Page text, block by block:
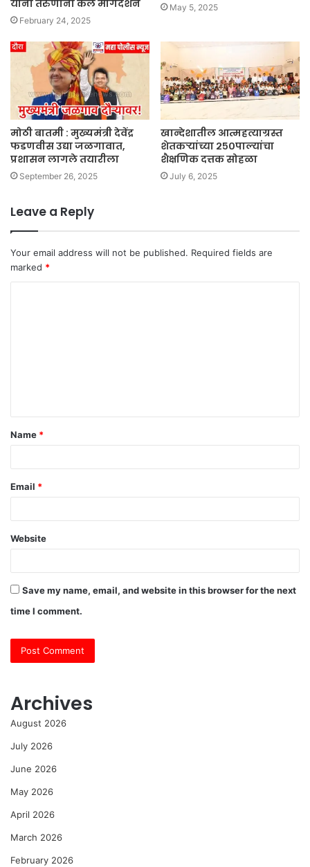
यांनी तरुणांना केले मार्गदर्शन
February 24, 2025
May 5, 2025
मोठी बातमी : मुख्यमंत्री देवेंद्र
फडणवीस उद्या जळगावात,
प्रशासन लागले तयारीला
September 26, 2025
खान्देशातील आत्महत्याग्रस्त
शेतकऱ्यांच्या २५०पाल्यांचा
शैक्षणिक दत्तक सोहळा
July 6, 2025
Leave a Reply
Your email address will not be published. Required fields are
marked *
t
*
Name *
Email *
Website
Save my name, email, and website in this browser for the next
time I comment.
Archives
August 2026
July 2026
June 2026
May 2026
April 2026
March 2026
February 2026